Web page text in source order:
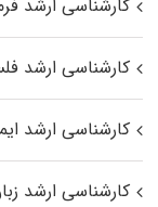
کارشناسی ارشد
کارشناسی ارشد
کارشناسی ارشد
کارشناسی ارشد